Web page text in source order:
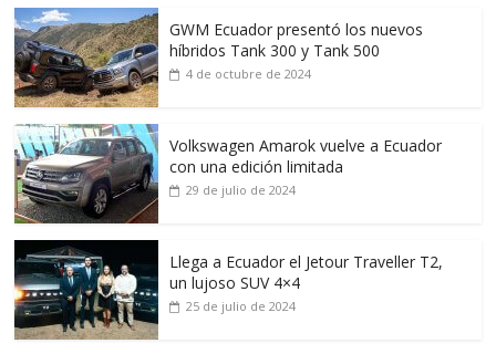
GWM Ecuador presentó los nuevos
híbridos Tank 300 y Tank 500
4 de octubre de 2024
Volkswagen Amarok vuelve a Ecuador
con una edición limitada
29 de julio de 2024
Llega a Ecuador el Jetour Traveller T2,
un lujoso SUV 4×4
25 de julio de 2024